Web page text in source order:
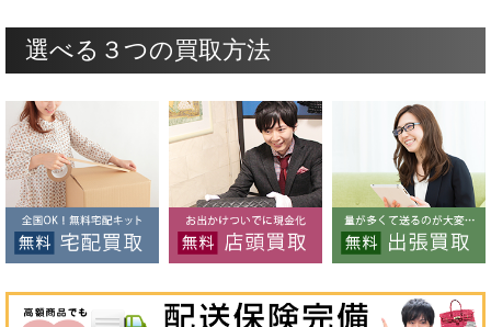
選べる３つの買取方法